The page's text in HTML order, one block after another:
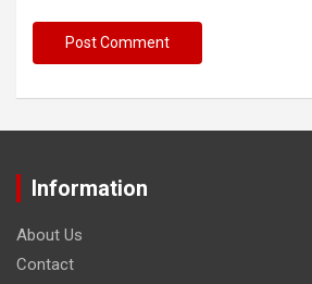
Information
About Us
Contact